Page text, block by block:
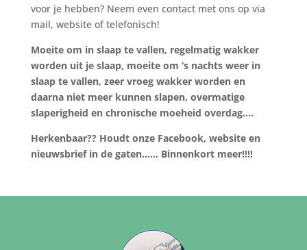
voor je hebben? Neem even contact met ons op via
mail, website of telefonisch!
Moeite om in slaap te vallen, regelmatig wakker
worden uit je slaap, moeite om ‘s nachts weer in
slaap te vallen, zeer vroeg wakker worden en
daarna niet meer kunnen slapen, overmatige
slaperigheid en chronische moeheid overdag….
Herkenbaar?? Houdt onze Facebook, website en
nieuwsbrief in de gaten…… Binnenkort meer!!!!